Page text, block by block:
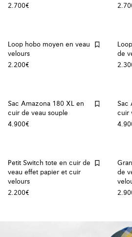
2.700€
Loop hobo moyen en veau
velours
2.200€
de
Sac Amazona 180 XL en
cuir de veau souple
4.900€
Sac
cuir
Petit Switch tote en cuir de
veau effet papier et cuir
velours
2.200€
de